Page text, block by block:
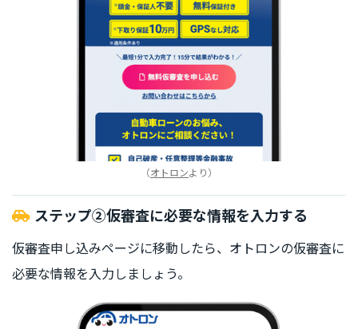
（オトロンより）
ステップ②仮審査に必要な情報を入力する
仮審査申し込みページに移動したら、オトロンの仮審査に
必要な情報を入力しましょう。